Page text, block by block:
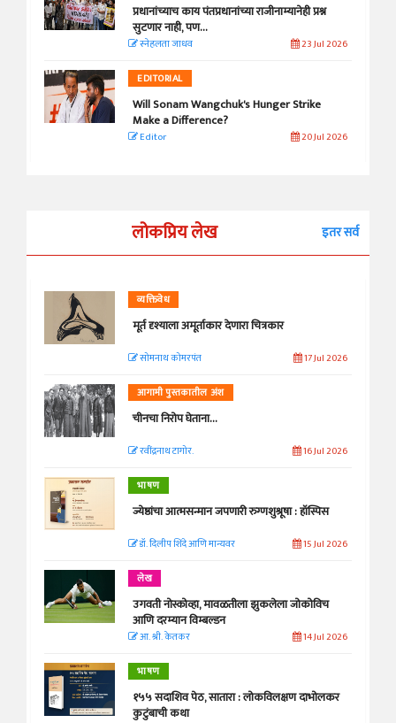
प्रधानांच्याच काय पंतप्रधानांच्या राजीनाम्यानेही प्रश्न
सुटणार नाही, पण...
स्नेहलता जाधव 23 Jul 2026
EDITORIAL
Will Sonam Wangchuk's Hunger Strike
Make a Difference?
Editor 20 Jul 2026
लोकप्रिय लेख इतर सर्व
व्यक्तिवेध
मूर्त दृश्याला अमूर्ताकार देणारा चित्रकार
सोमनाथ कोमरपंत 17 Jul 2026
आगामी पुस्तकातील अंश
चीनचा निरोप घेताना...
रवींद्रनाथ टागोर. 16 Jul 2026
भाषण
ज्येष्ठांचा आत्मसन्मान जपणारी रुग्णशुश्रूषा : हॉस्पिस
डॉ. दिलीप शिंदे आणि मान्यवर 15 Jul 2026
लेख
उगवती नोस्कोव्हा, मावळतीला झुकलेला जोकोविच
आणि दरम्यान विम्बल्डन
आ. श्री. केतकर 14 Jul 2026
भाषण
१५५ सदाशिव पेठ, सातारा : लोकविलक्षण दाभोलकर
कुटुंबाची कथा